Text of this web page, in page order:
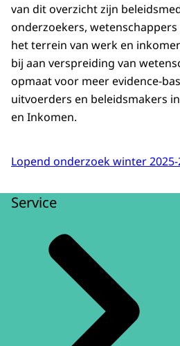
van dit overzicht zijn
onderzoekers,
het terrein van werk en
bij aan verspreiding van
opmaat voor meer evidence-
uitvoerders en beleidsmakers
en Inkomen.
Lopend onderzoek winter 2025-
Service